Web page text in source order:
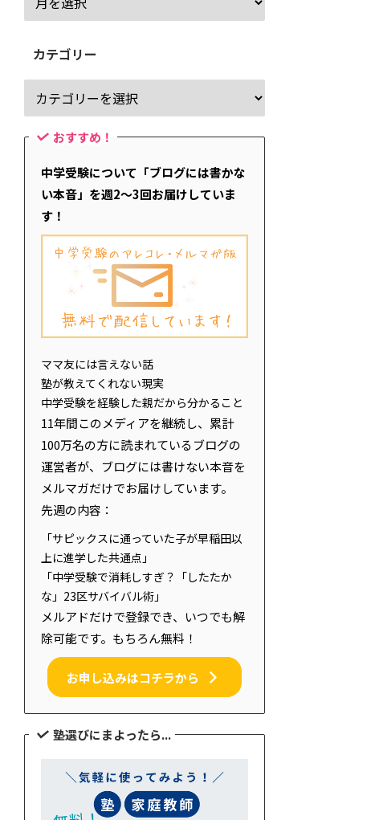
カテゴリー
おすすめ！
中学受験について「ブログには書かな
い本音」を週2～3回お届けしていま
す！
ママ友には言えない話
塾が教えてくれない現実
中学受験を経験した親だから分かること
11年間このメディアを継続し、累計
100万名の方に読まれているブログの
運営者が、ブログには書けない本音を
メルマガだけでお届けしています。
先週の内容：
「サピックスに通っていた子が早稲田以
上に進学した共通点」
「中学受験で消耗しすぎ？「したたか
な」23区サバイバル術」
メルアドだけで登録でき、いつでも解
除可能です。もちろん無料！
お申し込みはコチラから
塾選びにまよったら...